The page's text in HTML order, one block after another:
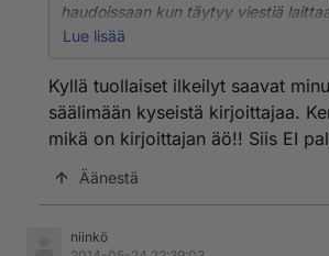
haudoissaan kun täytyy viestiä
tänne.Ja kukapa tietää vaikka pieniä
Lue lisää
Kyllä tuollaiset ilkeilyt saavat
säälimään kyseistä kirjoittajaa.
mikä on kirjoittajan äö!! Siis EI
Äänestä
niinkö